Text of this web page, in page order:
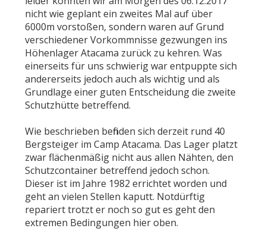
nicht wie geplant ein zweites Mal auf über
6000m vorstoßen, sondern waren auf Grund
verschiedener Vorkommnisse gezwungen ins
Höhenlager Atacama zurück zu kehren. Was
einerseits für uns schwierig war entpuppte sich
andererseits jedoch auch als wichtig und als
Grundlage einer guten Entscheidung die zweite
Schutzhütte betreffend.
Wie beschrieben befinden sich derzeit rund 40
Bergsteiger im Camp Atacama. Das Lager platzt
zwar flächenmäßig nicht aus allen Nähten, den
Schutzcontainer betreffend jedoch schon.
Dieser ist im Jahre 1982 errichtet worden und
geht an vielen Stellen kaputt. Notdürftig
repariert trotzt er noch so gut es geht den
extremen Bedingungen hier oben.